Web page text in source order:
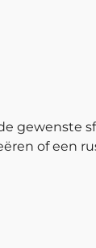
gewenste
of een